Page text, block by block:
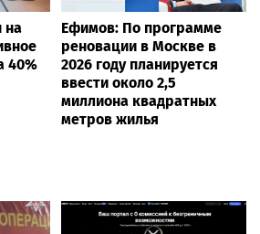
на
40%
Ефимов: По программе
реновации в Москве в
2026 году планируется
ввести около 2,5
миллиона квадратных
метров жилья